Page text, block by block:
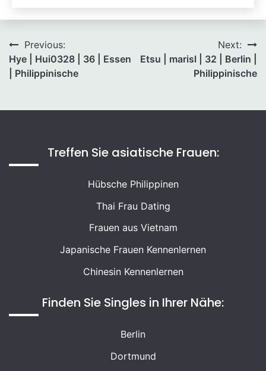
Beitragsnavigation
Previous:
Hye | Hui0328 | 36 | Essen
| Philippinische
Next:
Etsu | marisl | 32 | Berlin |
Philippinische
Treffen Sie asiatische Frauen:
Hübsche Philippinen
Thai Frau Dating
Frauen aus Vietnam
Japanische Frauen Kennenlernen
Chinesin Kennenlernen
Finden Sie Singles in Ihrer Nähe:
Berlin
Dortmund